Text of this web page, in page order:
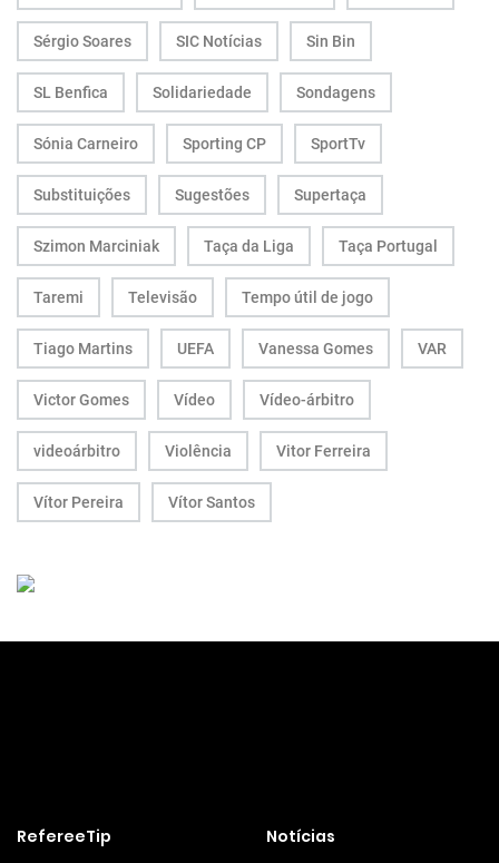
Sérgio Soares SIC Notícias Sin Bin
SL Benfica Solidariedade Sondagens
Sónia Carneiro Sporting CP SportTv
Substituições Sugestões Supertaça
Szimon Marciniak Taça da Liga Taça Portugal
Taremi Televisão Tempo útil de jogo
Tiago Martins UEFA Vanessa Gomes VAR
Victor Gomes Vídeo Vídeo-árbitro
videoárbitro Violência Vitor Ferreira
Vítor Pereira Vítor Santos
RefereeTip Notícias